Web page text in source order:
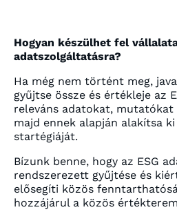
Hogyan készülhet fel vállalata
adatszolgáltatásra?
Ha még nem történt meg,
gyűjtse össze és értékleje az
releváns adatokat,
majd ennek alapján alakítsa
startégiáját.
Bízunk benne, hogy az ESG
rendszerezett gyűjtése és
elősegíti közös
hozzájárul a közös